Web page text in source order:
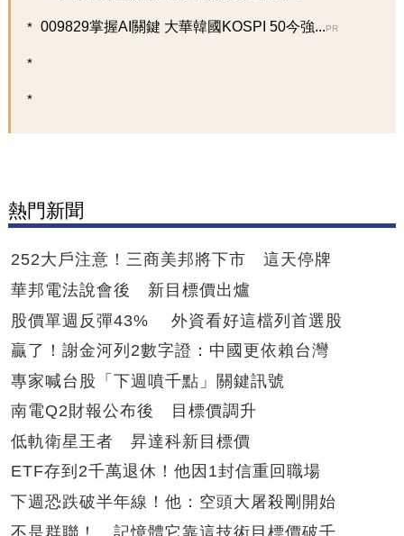
009829掌握AI關鍵 大華韓國KOSPI 50今強...PR
熱門新聞
252大戶注意！三商美邦將下市 這天停牌
華邦電法說會後 新目標價出爐
股價單週反彈43% 外資看好這檔列首選股
贏了！謝金河列2數字證：中國更依賴台灣
專家喊台股「下週噴千點」關鍵訊號
南電Q2財報公布後 目標價調升
低軌衛星王者 昇達科新目標價
ETF存到2千萬退休！他因1封信重回職場
下週恐跌破半年線！他：空頭大屠殺剛開始
不是群聯！ 記憶體它靠這技術目標價破千